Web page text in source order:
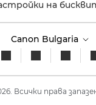
на
Canon Bulgaria
Всички права